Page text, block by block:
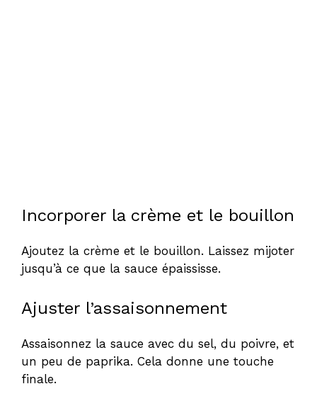
Incorporer la crème et le bouillon
Ajoutez la crème et le bouillon. Laissez mijoter
jusqu’à ce que la sauce épaississe.
Ajuster l’assaisonnement
Assaisonnez la sauce avec du sel, du poivre, et
un peu de paprika. Cela donne une touche
finale.